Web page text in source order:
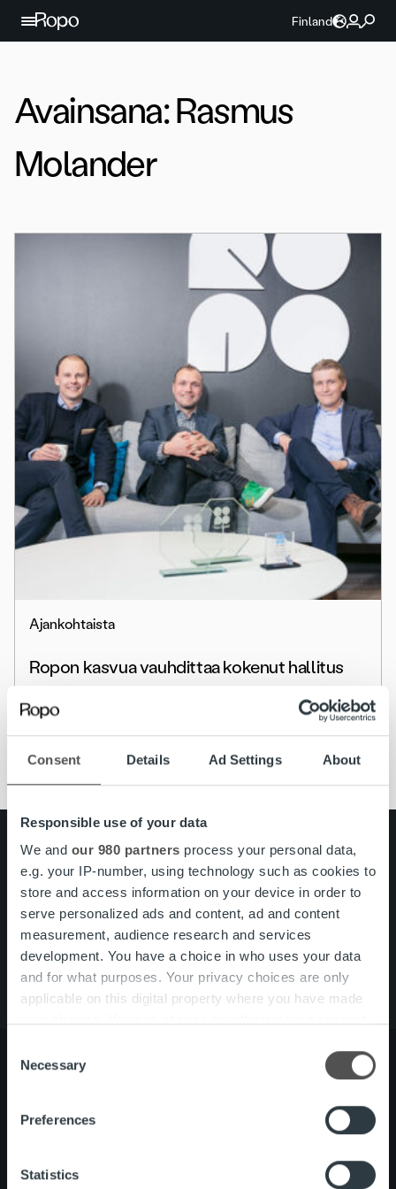
Consent Details Ad Settings About
Responsible use of your data
We and our 980 partners process your personal data,
e.g. your IP-number, using technology such as cookies to
store and access information on your device in order to
serve personalized ads and content, ad and content
measurement, audience research and services
development. You have a choice in who uses your data
and for what purposes. Your privacy choices are only
applicable on this digital property where you have made
the Privacy trigger icon.
Find out more about how your personal data is processed
and set your preferences in the
We use cookies to personalise content and ads, to
Selection
Necessary
Preferences
Statistics
Jatka sisältöön
Finland
Avainsana:Rasmus
Molander
Ajankohtaista
Ropon kasvua vauhdittaa kokenut hallitus
Lue lisää
Pikalinkit
Yhteystiedot
Ura Ropolla
Tietoa meistä
Search for:
Ihmiset ja kulttuurimme